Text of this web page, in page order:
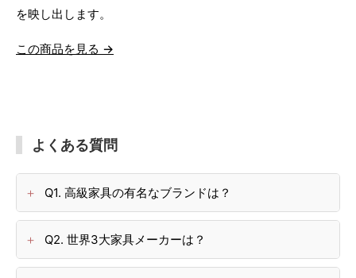
を映し出します。
この商品を見る →
よくある質問
Q1. 高級家具の有名なブランドは？
Q2. 世界3大家具メーカーは？